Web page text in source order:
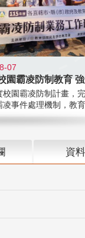
07
校園霸凌防制計畫，
凌事件處理機制，教育
資